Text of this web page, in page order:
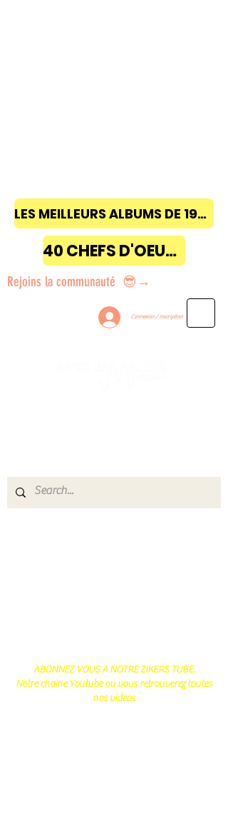
LES MEILLEURS ALBUMS DE 1968 à 2018
40 CHEFS D'OEUVRE
Rejoins la communauté 😎→
Connexion / Inscription
ABONNEZ VOUS A NOTRE ZIKERS TUBE.
Notre chaine Youtube ou vous retrouverez toutes
nos videos